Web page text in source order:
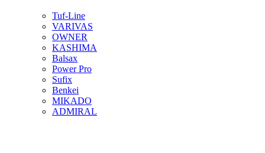
Tuf-Line
VARIVAS
OWNER
KASHIMA
Balsax
Power Pro
Sufix
Benkei
MIKADO
ADMIRAL